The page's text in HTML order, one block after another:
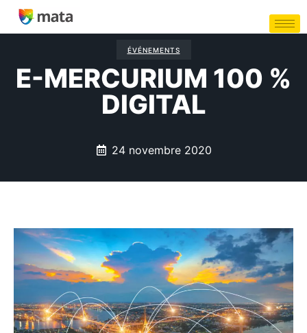
ÉVÉNEMENTS
E-MERCURIUM 100 %
DIGITAL
24 novembre 2020